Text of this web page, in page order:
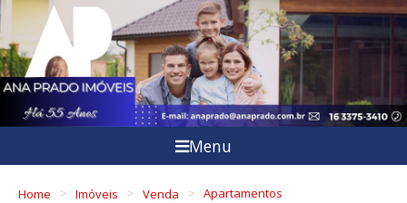
Menu
Home Imóveis Venda Apartamentos